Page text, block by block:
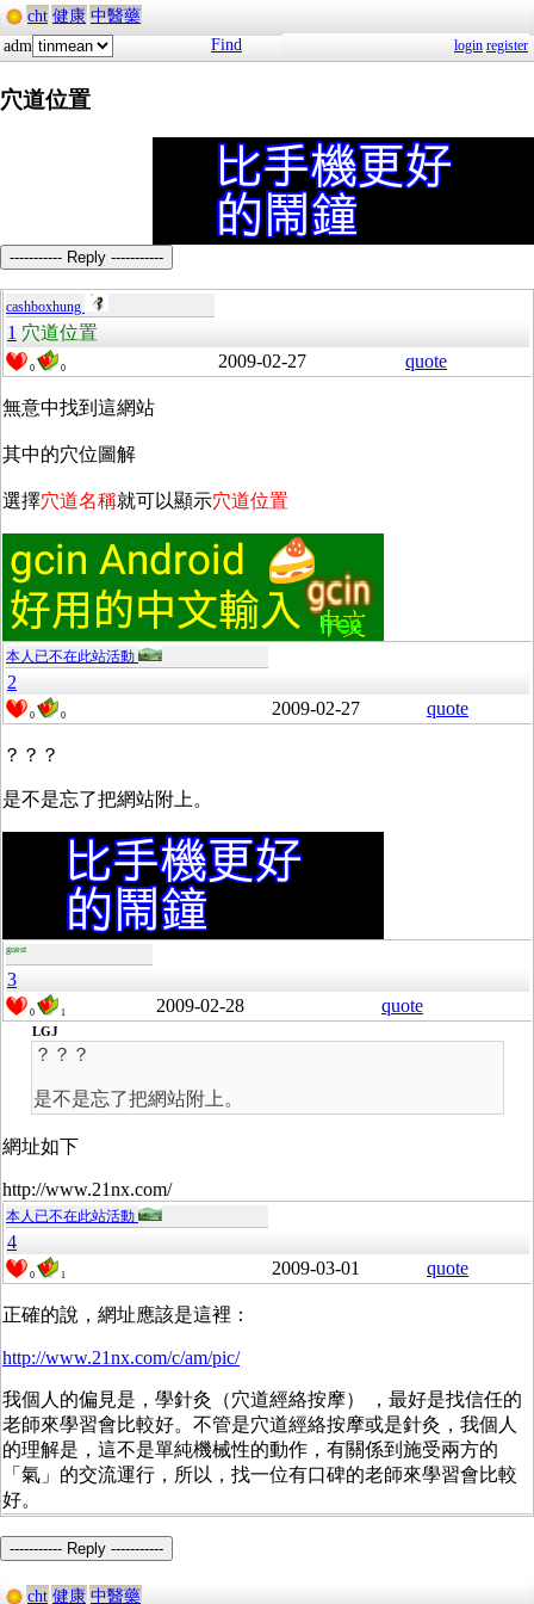
cht 健康 中醫藥
adm
Find login register
穴道位置
----------- Reply -----------
cashboxhung
1 穴道位置
0 0 2009-02-27 quote
無意中找到這網站
其中的穴位圖解
選擇穴道名稱就可以顯示穴道位置
本人已不在此站活動
2
0 0 2009-02-27 quote
？？？
是不是忘了把網站附上。
guest
3
0 1 2009-02-28 quote
LGJ
？？？
是不是忘了把網站附上。
網址如下
http://www.21nx.com/
本人已不在此站活動
4
0 1 2009-03-01 quote
正確的說，網址應該是這裡：
http://www.21nx.com/c/am/pic/
我個人的偏見是，學針灸（穴道經絡按摩） ，最好是找信任的
老師來學習會比較好。不管是穴道經絡按摩或是針灸，我個人
的理解是，這不是單純機械性的動作，有關係到施受兩方的
「氣」的交流運行，所以，找一位有口碑的老師來學習會比較
好。
----------- Reply -----------
cht 健康 中醫藥